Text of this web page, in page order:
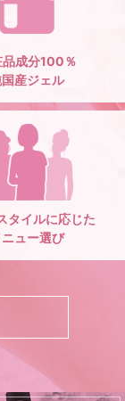
品成分100％
産ジェル
タイルに応じた
ニュー選び